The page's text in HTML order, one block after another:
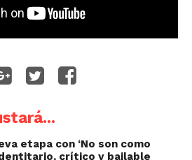
etapa con ‘No son como
crítico y bailable